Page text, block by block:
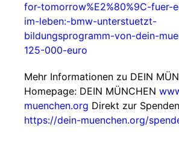
for-tomorrow%E2%80%9C-fuer-
im-leben:-bmw-unterstuetzt-
bildungsprogramm-von-dein-
125-000-euro
Mehr Informationen zu DEIN
Homepage: DEIN MÜNCHEN
muenchen.org Direkt zur
https://dein-muenchen.org/